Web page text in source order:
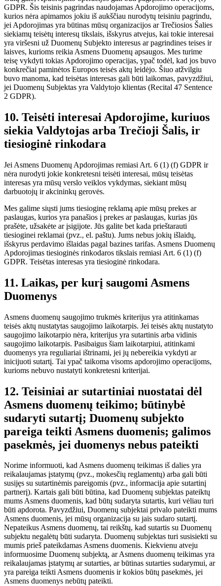
GDPR. Šis teisinis pagrindas naudojamas Apdorojimo operacijoms,
kurios nėra apimamos jokiu iš aukščiau nurodytų teisiniu pagrindu,
jei Apdorojimas yra būtinas mūsų organizacijos ar Trečiosios Šalies
siekiamų teisėtų interesų tikslais, išskyrus atvejus, kai tokie interesai
yra viršesni už Duomenų Subjekto interesus ar pagrindines teises ir
laisves, kurioms reikia Asmens Duomenų apsaugos. Mes turime
teisę vykdyti tokias Apdorojimo operacijas, ypač todėl, kad jos buvo
konkrečiai paminėtos Europos teisės aktų leidėjo. Šiuo atžvilgiu
buvo manoma, kad teisėtas interesas gali būti laikomas, pavyzdžiui,
jei Duomenų Subjektas yra Valdytojo klientas (Recital 47 Sentence
2 GDPR).
10. Teisėti interesai Apdorojime, kuriuos
siekia Valdytojas arba Trečioji Šalis, ir
tiesioginė rinkodara
Jei Asmens Duomenų Apdorojimas remiasi Art. 6 (1) (f) GDPR ir
nėra nurodyti jokie konkretesni teisėti interesai, mūsų teisėtas
interesas yra mūsų verslo veiklos vykdymas, siekiant mūsų
darbuotojų ir akcininkų gerovės.
Mes galime siųsti jums tiesioginę reklamą apie mūsų prekes ar
paslaugas, kurios yra panašios į prekes ar paslaugas, kurias jūs
prašėte, užsakėte ar įsigijote. Jūs galite bet kada prieštarauti
tiesioginei reklamai (pvz., el. paštu). Jums nebus jokių išlaidų,
išskyrus perdavimo išlaidas pagal bazines tarifas. Asmens Duomenų
Apdorojimas tiesioginės rinkodaros tikslais remiasi Art. 6 (1) (f)
GDPR. Teisėtas interesas yra tiesioginė rinkodara.
11. Laikas, per kurį saugomi Asmens
Duomenys
Asmens duomenų saugojimo trukmės kriterijus yra atitinkamas
teisės aktų nustatytas saugojimo laikotarpis. Jei teisės aktų nustatyto
saugojimo laikotarpio nėra, kriterijus yra sutartinis arba vidinis
saugojimo laikotarpis. Pasibaigus šiam laikotarpiui, atitinkami
duomenys yra reguliariai ištrinami, jei jų nebereikia vykdyti ar
inicijuoti sutartį. Tai ypač taikoma visoms apdorojimo operacijoms,
kurioms nebuvo nustatyti konkretesni kriterijai.
12. Teisiniai ar sutartiniai nuostatai dėl
Asmens duomenų teikimo; būtinybė
sudaryti sutartį; Duomenų subjekto
pareiga teikti Asmens duomenis; galimos
pasekmės, jei duomenys nebus pateikti
Norime informuoti, kad Asmens duomenų teikimas iš dalies yra
reikalaujamas įstatymų (pvz., mokesčių reglamentų) arba gali būti
susijęs su sutartinėmis pareigomis (pvz., informacija apie sutartinį
partnerį). Kartais gali būti būtina, kad Duomenų subjektas pateiktų
mums Asmens duomenis, kad būtų sudaryta sutartis, kuri vėliau turi
būti apdorota. Pavyzdžiui, Duomenų subjektai privalo pateikti mums
Asmens duomenis, jei mūsų organizacija su jais sudaro sutartį.
Nepateikus Asmens duomenų, tai reikštų, kad sutartis su Duomenų
subjektu negalėtų būti sudaryta. Duomenų subjektas turi susisiekti su
mumis prieš pateikdamas Asmens duomenis. Kiekvienu atveju
informuosime Duomenų subjektą, ar Asmens duomenų teikimas yra
reikalaujamas įstatymų ar sutarties, ar būtinas sutarties sudarymui, ar
yra pareiga teikti Asmens duomenis ir kokios būtų pasekmės, jei
Asmens duomenys nebūtų pateikti.